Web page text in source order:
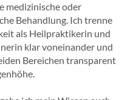
medizinische oder
Behandlung. Ich trenne
als Heilpraktikerin und
klar voneinander und
Bereichen transparent